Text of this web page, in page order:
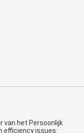
van het Persoonlijk
efficiency issues: